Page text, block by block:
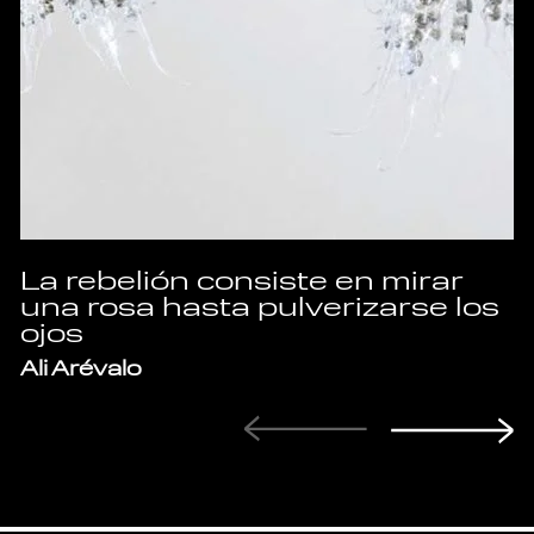
La rebelión consiste en mirar
una rosa hasta pulverizarse los
ojos
Ali Arévalo